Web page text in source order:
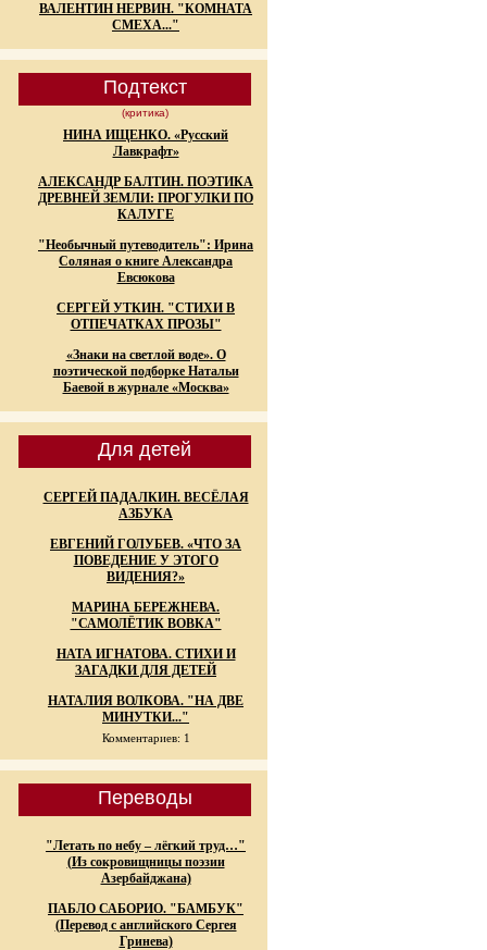
ВАЛЕНТИН НЕРВИН. "КОМНАТА
СМЕХА..."
Подтекст
(критика)
НИНА ИЩЕНКО. «Русский
Лавкрафт»
АЛЕКСАНДР БАЛТИН. ПОЭТИКА
ДРЕВНЕЙ ЗЕМЛИ: ПРОГУЛКИ ПО
КАЛУГЕ
"Необычный путеводитель": Ирина
Соляная о книге Александра
Евсюкова
СЕРГЕЙ УТКИН. "СТИХИ В
ОТПЕЧАТКАХ ПРОЗЫ"
«Знаки на светлой воде». О
поэтической подборке Натальи
Баевой в журнале «Москва»
Для детей
СЕРГЕЙ ПАДАЛКИН. ВЕСЁЛАЯ
АЗБУКА
ЕВГЕНИЙ ГОЛУБЕВ. «ЧТО ЗА
ПОВЕДЕНИЕ У ЭТОГО
ВИДЕНИЯ?»
МАРИНА БЕРЕЖНЕВА.
"САМОЛЁТИК ВОВКА"
НАТА ИГНАТОВА. СТИХИ И
ЗАГАДКИ ДЛЯ ДЕТЕЙ
НАТАЛИЯ ВОЛКОВА. "НА ДВЕ
МИНУТКИ..."
Комментариев: 1
Переводы
"Летать по небу – лёгкий труд…"
(Из сокровищницы поэзии
Азербайджана)
ПАБЛО САБОРИО. "БАМБУК"
(Перевод с английского Сергея
Гринева)